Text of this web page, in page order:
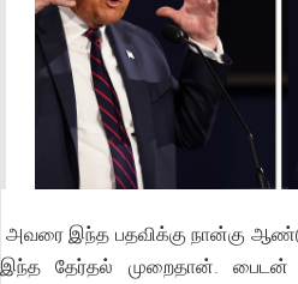
அவரை இந்த பதவிக்கு நான்கு
இந்த தேர்தல் முறைதான். பைடன்